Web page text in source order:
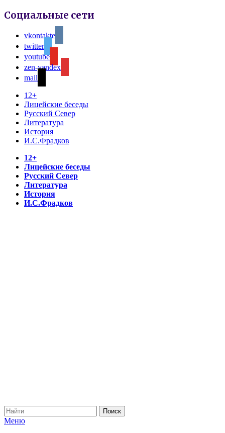
Социальные сети
vkontakte
twitter
youtube
zen-yandex
mail
12+
Лицейские беседы
Русский Север
Литература
История
И.С.Фрадков
12+
Лицейские беседы
Русский Север
Литература
История
И.С.Фрадков
Меню